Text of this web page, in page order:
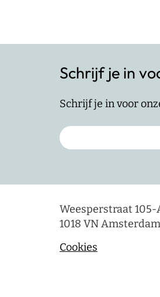
Schrijf je in
Schrijf je in voor
Weesperstraat 105-
1018 VN Amsterdam
Cookies